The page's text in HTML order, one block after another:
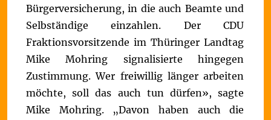
Bürgerversicherung, in die auch Beamte und
Selbständige einzahlen.
Der CDU
Fraktionsvorsitzende im Thüringer Landtag
Mike Mohring signalisierte hingegen
Zustimmung. Wer freiwillig länger arbeiten
möchte, soll das auch tun dürfen», sagte
Mike Mohring. „Davon haben auch die